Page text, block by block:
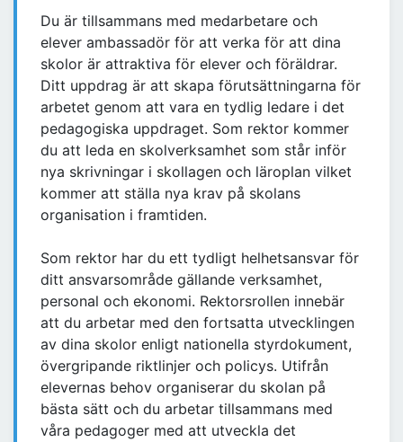
Du är tillsammans med medarbetare och
elever ambassadör för att verka för att dina
skolor är attraktiva för elever och föräldrar.
Ditt uppdrag är att skapa förutsättningarna för
arbetet genom att vara en tydlig ledare i det
pedagogiska uppdraget. Som rektor kommer
du att leda en skolverksamhet som står inför
nya skrivningar i skollagen och läroplan vilket
kommer att ställa nya krav på skolans
organisation i framtiden.
Som rektor har du ett tydligt helhetsansvar för
ditt ansvarsområde gällande verksamhet,
personal och ekonomi. Rektorsrollen innebär
att du arbetar med den fortsatta utvecklingen
av dina skolor enligt nationella styrdokument,
övergripande riktlinjer och policys. Utifrån
elevernas behov organiserar du skolan på
bästa sätt och du arbetar tillsammans med
våra pedagoger med att utveckla det